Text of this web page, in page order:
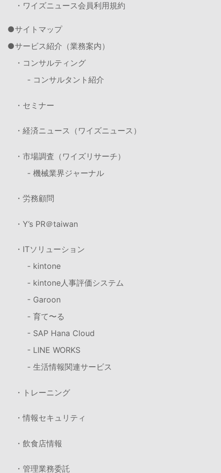
・ワイズニュース会員利用規約
サイトマップ
サービス紹介（業務案内）
・コンサルティング
- コンサルタント紹介
・セミナー
・経済ニュース（ワイズニュース）
・市場調査（ワイズリサーチ）
- 機械業界ジャーナル
・労務顧問
・Y’s PR＠taiwan
・ITソリューション
- kintone
- kintone人事評価システム
- Garoon
- 育て〜る
- SAP Hana Cloud
- LINE WORKS
- 生活情報関連サービス
・トレーニング
・情報セキュリティ
・飲食店情報
・管理業務委託